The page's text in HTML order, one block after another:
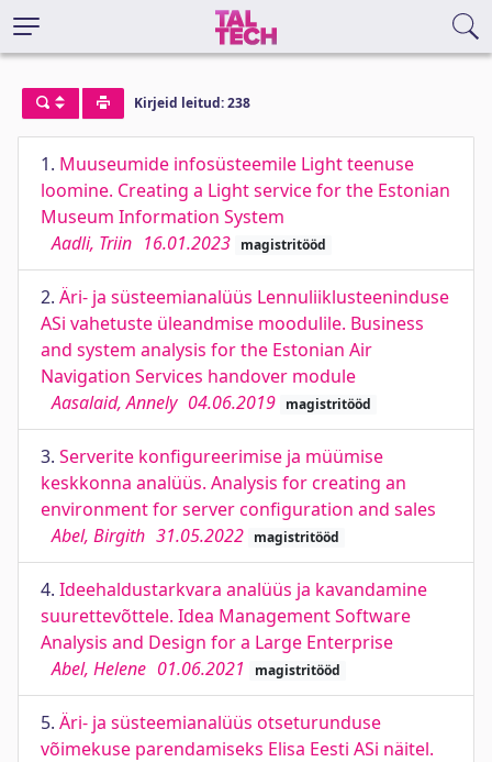
Kirjeid leitud: 238
1. Muuseumide infosüsteemile Light teenuse
loomine. Creating a Light service for the Estonian
Museum Information System
Aadli, Triin 16.01.2023 magistritööd
2. Äri- ja süsteemianalüüs Lennuliiklusteeninduse
ASi vahetuste üleandmise moodulile. Business
and system analysis for the Estonian Air
Navigation Services handover module
Aasalaid, Annely 04.06.2019 magistritööd
3. Serverite konfigureerimise ja müümise
keskkonna analüüs. Analysis for creating an
environment for server configuration and sales
Abel, Birgith 31.05.2022 magistritööd
4. Ideehaldustarkvara analüüs ja kavandamine
suurettevõttele. Idea Management Software
Analysis and Design for a Large Enterprise
Abel, Helene 01.06.2021 magistritööd
5. Äri- ja süsteemianalüüs otseturunduse
võimekuse parendamiseks Elisa Eesti ASi näitel.